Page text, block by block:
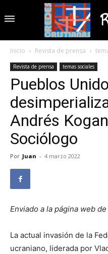
Inicio Revista de prensa
Revista de prensa temas sociales
Pueblos
Andrés
Sociólogo
Por Juan - 4 marzo 2022
Enviado a la página web
La actual invasión de la
ucraniano, liderada por